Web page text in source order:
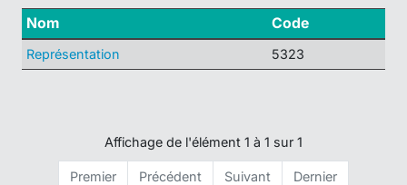
Nom Code
Représentation 5323
Affichage de l'élément 1 à 1 sur 1
Premier Précédent Suivant Dernier